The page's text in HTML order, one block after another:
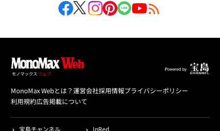
MonoMax Webとは？運営会社採用情報プライバシーポリシー
利用規約広告掲載について
宝島チャンネル InRed